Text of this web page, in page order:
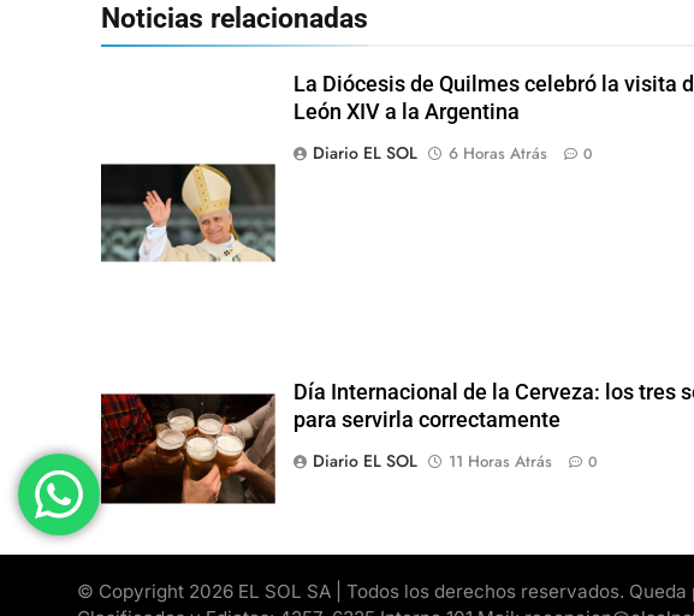
Noticias relacionadas
La Diócesis de Quilmes celebró la visita
León XIV a la Argentina
Diario EL SOL
6 Horas Atrás 0
Día Internacional de la Cerveza: los tres
para servirla correctamente
Diario EL SOL
11 Horas Atrás 0
© Copyright 2026 EL SOL SA | Todos los derechos reservados.